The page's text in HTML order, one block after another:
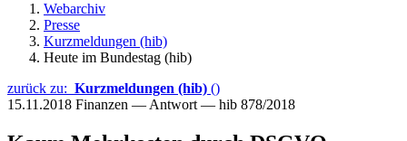
Webarchiv
Presse
Kurzmeldungen (hib)
Heute im Bundestag (hib)
zurück zu: Kurzmeldungen (hib) ()
15.11.2018 Finanzen — Antwort — hib 878/2018